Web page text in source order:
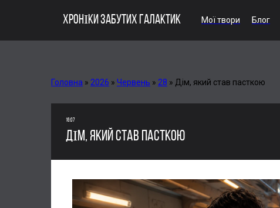
ХРОНІКИ ЗАБУТИХ ГАЛАКТИК Мої твори Блог
Головна » 2026 » Червень » 28 » Дім, який став пасткою
16:07
ДІМ, ЯКИЙ СТАВ ПАСТКОЮ